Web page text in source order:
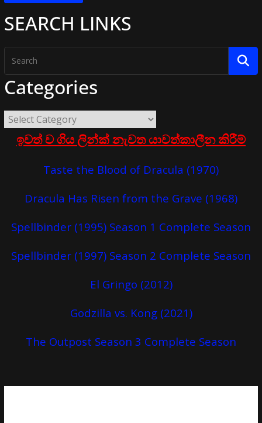
SEARCH LINKS
Categories
ඉවත් ව ගිය ලින්ක් නැවත යාවත්කාලීන කිරීම්
Taste the Blood of Dracula (1970)
Dracula Has Risen from the Grave (1968)
Spellbinder (1995) Season 1 Complete Season
Spellbinder (1997) Season 2 Complete Season
El Gringo (2012)
Godzilla vs. Kong (2021)
The Outpost Season 3 Complete Season